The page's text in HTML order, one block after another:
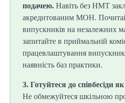
подачею. Навіть без НМТ
акредитованим МОН.
випускників на незалежних
запитайте в приймальній
працевлаштування
наявність баз практики.
3. Готуйтеся до співбесіди
Не обмежуйтеся шкільною